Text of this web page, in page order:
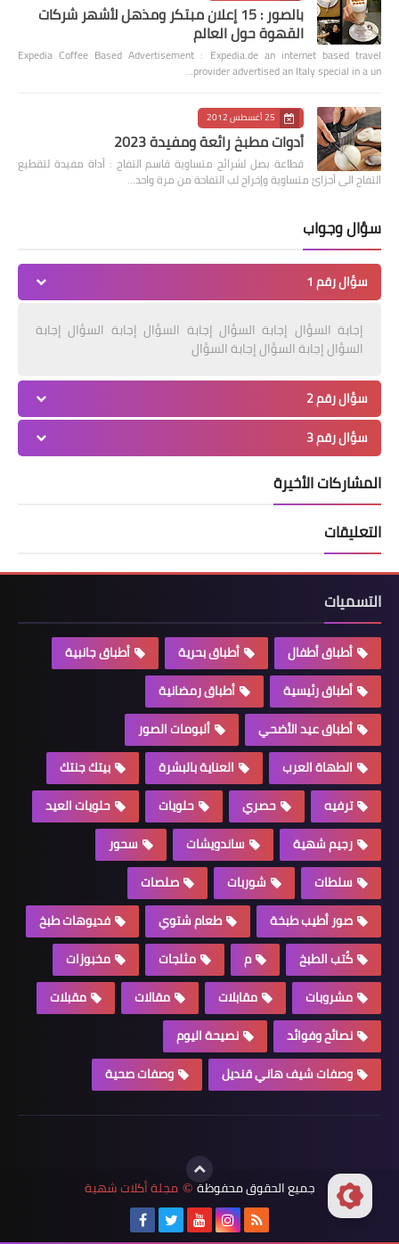
بالصور : 15 إعلان مبتكر ومذهل لأشهر شركات
القهوة حول العالم
Expedia Coffee Based Advertisement : Expedia.de an internet based travel
provider advertised an Italy special in a un…
25 أغسطس 2012
أدوات مطبخ رائعة ومفيدة 2023
قطاعة بصل لشرائح متساوية قاسم التفاح : أداة مفيدة لتقطيع
التفاح الى أجزائ متساوية وإخراج لب التفاحة من مرة واحد…
سؤال وجواب
سؤال رقم 1
إجابة السؤال إجابة السؤال إجابة السؤال إجابة السؤال إجابة
السؤال إجابة السؤال إجابة السؤال
سؤال رقم 2
سؤال رقم 3
المشاركات الأخيرة
التعليقات
التسميات
أطباق أطفال أطباق بحرية
أطباق جانبية
أطباق رئيسية
أطباق رمضانية
أطباق عيد الأضحي
ألبومات الصور
الطهاة العرب
العناية بالبشرة
بيتك جنتك
ترفيه
حصري حلويات
حلويات العيد
رجيم شهية
ساندويشات
سحور
سلطات
شوربات
صلصات
صور أطيب طبخة
طعام شتوي
فديوهات طبخ
كُتب الطبخ
م مثلجات
مخبوزات
مشروبات
مقابلات مقالات
مقبلات
نصائح وفوائد
نصيحة اليوم
وصفات شيف هاني قنديل
وصفات صحية
جميع الحقوق محفوظة © مجلة أكلات شهية